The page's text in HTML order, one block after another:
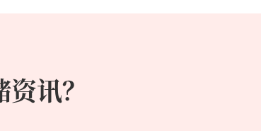
讯？